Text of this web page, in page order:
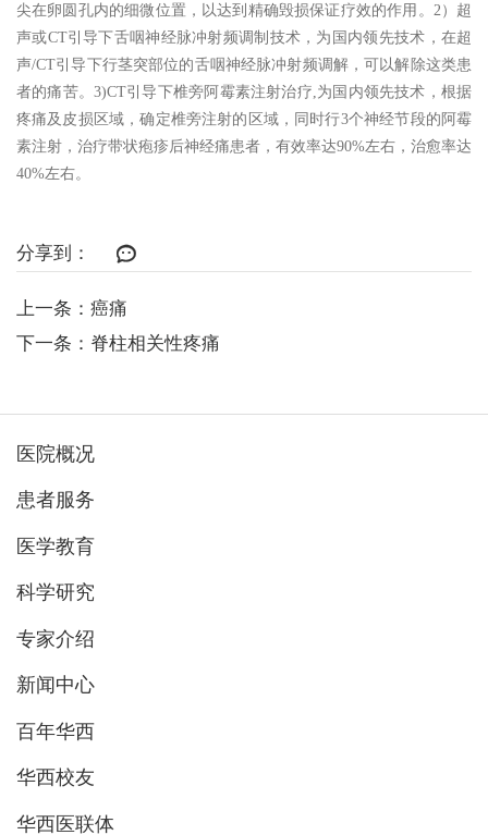
尖在卵圆孔内的细微位置，以达到精确毁损保证疗效的作用。 2 ） 超
声或CT引导下舌咽神经脉冲射频调制技术 ，为国内领先技术，在超
声/CT引导下行茎突部位的舌咽神经脉冲射频调解，可以解除这类患
者的痛苦。3)CT引导下椎旁阿霉素注射治疗 为国内领先技术，根据
疼痛及皮损区域，确定椎旁注射的区域，同时行3个神经节段的阿霉
素注射，治疗带状疱疹后神经痛患者，有效率达90%左右，治愈率达
40%左右。
分享到：
上一条：癌痛
下一条：脊柱相关性疼痛
医院概况
患者服务
医学教育
科学研究
专家介绍
新闻中心
百年华西
华西校友
华西医联体